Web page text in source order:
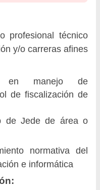
profesional técnico
y/o carreras afines
en manejo de
de fiscalización de
de Jede de área o
normativa del
e informática